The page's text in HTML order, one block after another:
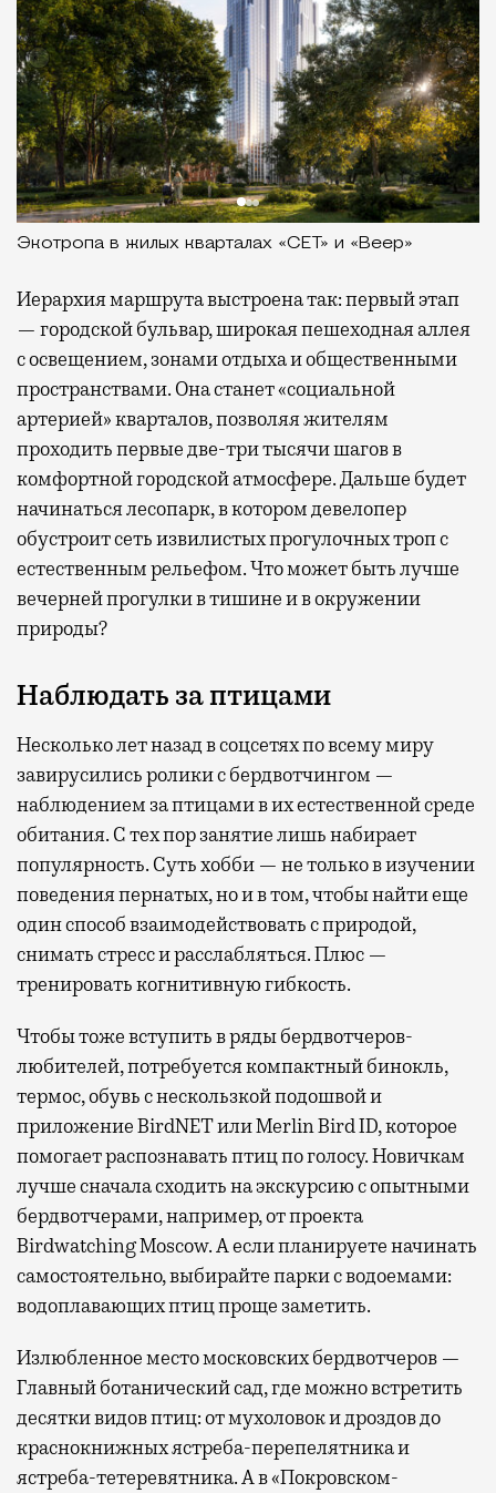
Экотропа в жилых кварталах «СЕТ» и «Веер»
Иерархия маршрута выстроена так: первый этап
— городской бульвар, широкая пешеходная аллея
с освещением, зонами отдыха и общественными
пространствами. Она станет «социальной
артерией» кварталов, позволяя жителям
проходить первые две-три тысячи шагов в
комфортной городской атмосфере. Дальше будет
начинаться лесопарк, в котором девелопер
обустроит сеть извилистых прогулочных троп с
естественным рельефом. Что может быть лучше
вечерней прогулки в тишине и в окружении
природы?
Наблюдать за птицами
Несколько лет назад в соцсетях по всему миру
завирусились ролики с бердвотчингом —
наблюдением за птицами в их естественной среде
обитания. С тех пор занятие лишь набирает
популярность. Суть хобби — не только в изучении
поведения пернатых, но и в том, чтобы найти еще
один способ взаимодействовать с природой,
снимать стресс и расслабляться. Плюс —
тренировать когнитивную гибкость.
Чтобы тоже вступить в ряды бердвотчеров-
любителей, потребуется компактный бинокль,
термос, обувь с нескользкой подошвой и
приложение BirdNET или Merlin Bird ID, которое
помогает распознавать птиц по голосу. Новичкам
лучше сначала сходить на экскурсию с опытными
бердвотчерами, например, от проекта
Birdwatching Moscow. А если планируете начинать
самостоятельно, выбирайте парки с водоемами:
водоплавающих птиц проще заметить.
Излюбленное место московских бердвотчеров —
Главный ботанический сад, где можно встретить
десятки видов птиц: от мухоловок и дроздов до
краснокнижных ястреба-перепелятника и
ястреба-тетеревятника. А в «Покровском-